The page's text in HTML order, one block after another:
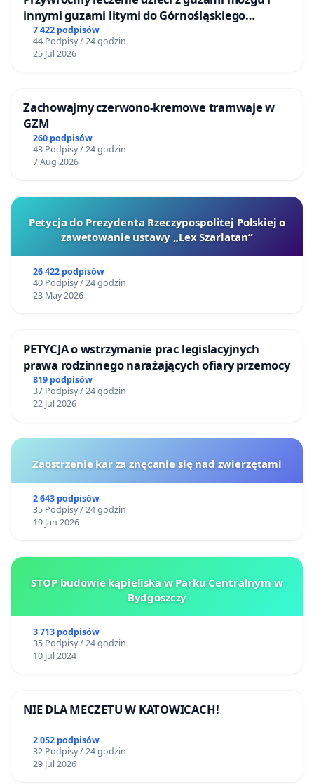
innymi guzami litymi do Górnośląskiego
Centrum Zdrowia Dziecka w Katowicach
7 422 podpisów
44 Podpisy / 24 godzin
25 Jul 2026
Zachowajmy czerwono-kremowe tramwaje w
GZM
260 podpisów
43 Podpisy / 24 godzin
7 Aug 2026
Petycja do Prezydenta Rzeczypospolitej Polskiej o
zawetowanie ustawy „Lex Szarlatan”
26 422 podpisów
40 Podpisy / 24 godzin
23 May 2026
PETYCJA o wstrzymanie prac legislacyjnych
prawa rodzinnego narażających ofiary przemocy
819 podpisów
37 Podpisy / 24 godzin
22 Jul 2026
Zaostrzenie kar za znęcanie się nad zwierzętami
2 643 podpisów
35 Podpisy / 24 godzin
19 Jan 2026
STOP budowie kąpieliska w Parku Centralnym w
Bydgoszczy
3 713 podpisów
35 Podpisy / 24 godzin
10 Jul 2024
NIE DLA MECZETU W KATOWICACH!
2 052 podpisów
32 Podpisy / 24 godzin
29 Jul 2026